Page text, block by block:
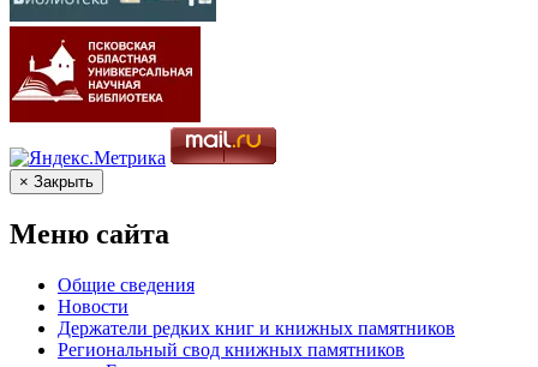
× Закрыть
Меню сайта
Общие сведения
Новости
Держатели редких книг и книжных памятников
Региональный свод книжных памятников